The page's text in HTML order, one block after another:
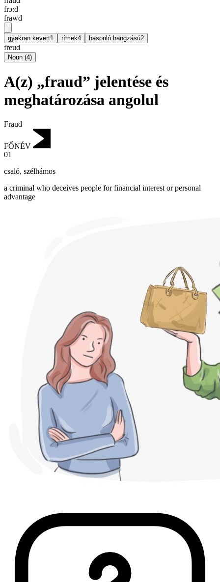
frɔ:d
frawd
gyakran kevert1 rímek4 hasonló hangzású2
freud
Noun (4)
A(z) „fraud” jelentése és
meghatározása angolul
Fraud
FŐNÉV
01
csaló, szélhámos
a criminal who deceives people for financial interest or personal
advantage